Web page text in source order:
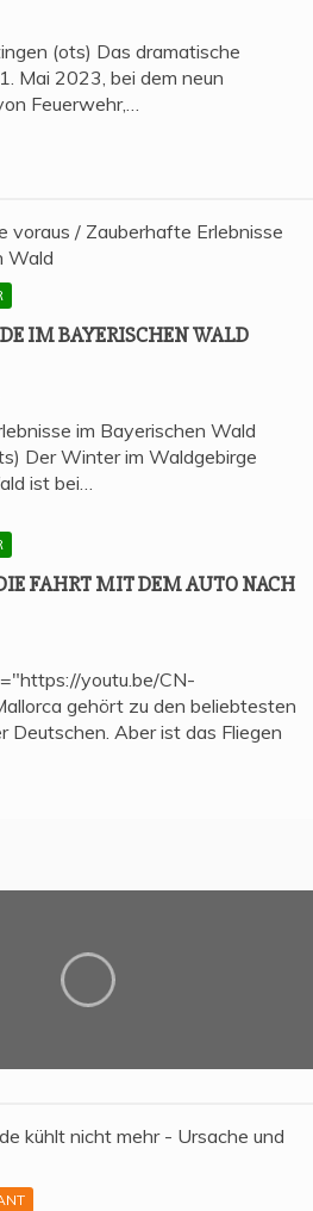
(ots) Das dramatische
Mai 2023, bei dem neun
Feuerwehr,…
IM BAYE­RI­SCHEN WALD
im Bayerischen Wald
Der Winter im Waldgebirge
ist bei…
FAHRT MIT DEM AUTO NACH
youtu.be/CN-
gehört zu den beliebtesten
Deutschen. Aber ist das Fliegen